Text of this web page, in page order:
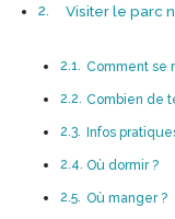
Visiter le parc
Comment se
Combien de
Infos
Où dormir ?
Où manger ?